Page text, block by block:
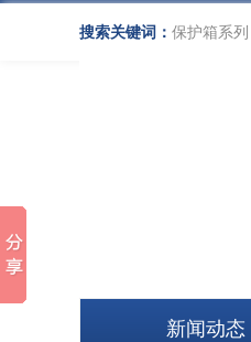
搜索关键词： 保护箱系列
新闻动态